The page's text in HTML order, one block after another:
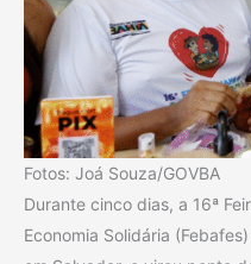
Fotos: Joá Souza/GOVBA
Durante cinco dias, a 16ª
Economia Solidária